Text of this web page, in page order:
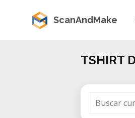
ScanAndMake
TSHIRT